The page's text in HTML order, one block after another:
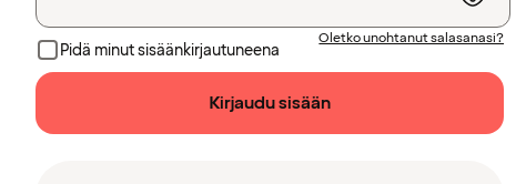
Pidä minut sisäänkirjautuneena
Oletko unohtanut salasanasi?
Kirjaudu sisään